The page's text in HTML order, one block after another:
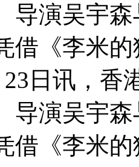
导演吴宇
借《李米
23日讯，香
导演吴宇
借《李米